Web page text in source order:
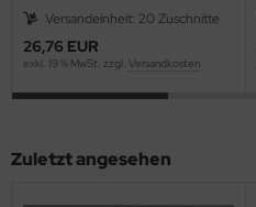
Versandeinheit: 20 Zuschnitte
26,76 EUR
exkl. 19 % MwSt. zzgl. Versandkosten
Zuletzt angesehen